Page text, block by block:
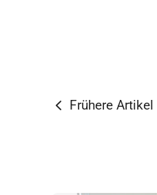
Frühere Artikel